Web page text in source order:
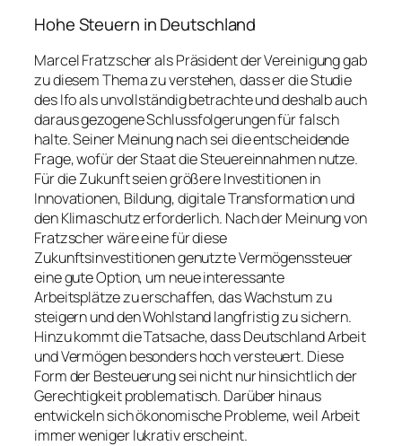
Hohe Steuern in Deutschland
Marcel Fratzscher als Präsident der Vereinigung gab
zu diesem Thema zu verstehen, dass er die Studie
des Ifo als unvollständig betrachte und deshalb auch
daraus gezogene Schlussfolgerungen für falsch
halte. Seiner Meinung nach sei die entscheidende
Frage, wofür der Staat die Steuereinnahmen nutze.
Für die Zukunft seien größere Investitionen in
Innovationen, Bildung, digitale Transformation und
den Klimaschutz erforderlich. Nach der Meinung von
Fratzscher wäre eine für diese
Zukunftsinvestitionen genutzte Vermögenssteuer
eine gute Option, um neue interessante
Arbeitsplätze zu erschaffen, das Wachstum zu
steigern und den Wohlstand langfristig zu sichern.
Hinzu kommt die Tatsache, dass Deutschland Arbeit
und Vermögen besonders hoch versteuert. Diese
Form der Besteuerung sei nicht nur hinsichtlich der
Gerechtigkeit problematisch. Darüber hinaus
entwickeln sich ökonomische Probleme, weil Arbeit
immer weniger lukrativ erscheint.